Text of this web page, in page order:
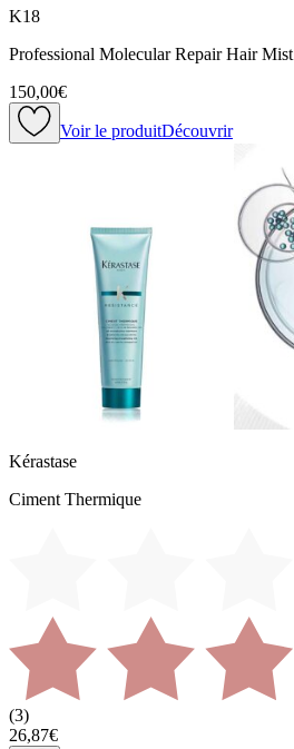
K18
Professional Molecular Repair Hair Mist
150,00€
Voir le produitDécouvrir
Kérastase
Ciment Thermique
(3)
26,87€